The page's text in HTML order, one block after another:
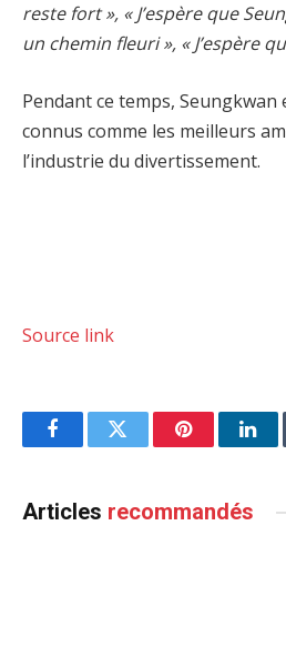
reste fort », « J’espère que
un chemin fleuri », « J’espère
Pendant ce temps,
connus comme les meilleurs
l’industrie du divertissement.
Source link
FacebookTwitter Pinterest
Articles recommandés